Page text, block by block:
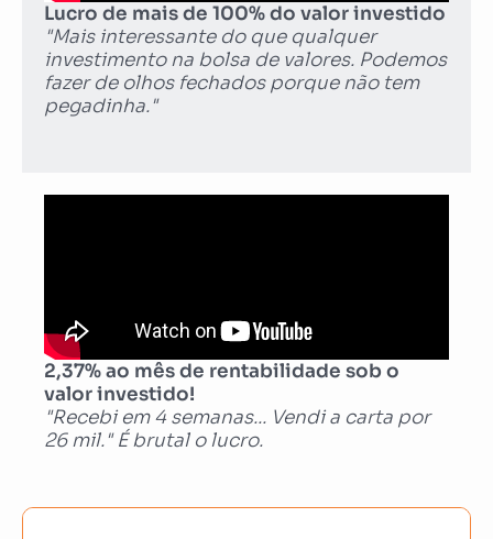
Lucro de mais de 100% do valor investido
"Mais interessante do que qualquer
investimento na bolsa de valores. Podemos
fazer de olhos fechados porque não tem
pegadinha."
2,37% ao mês de rentabilidade sob o
valor investido!
"Recebi em 4 semanas... Vendi a carta por
26 mil." É brutal o lucro.